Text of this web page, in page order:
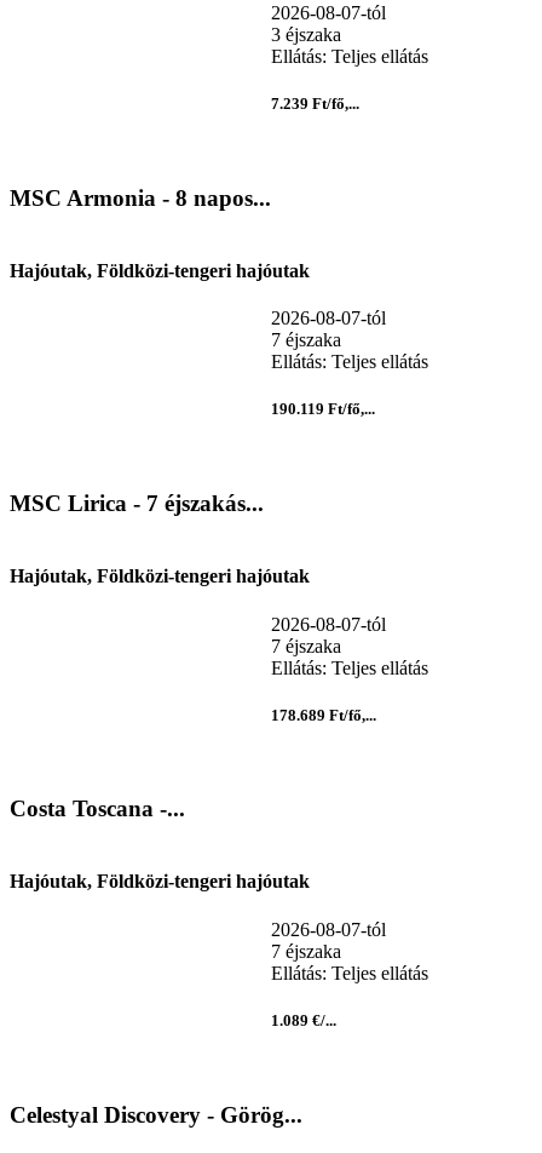
2026-08-07-tól
3 éjszaka
Ellátás: Teljes ellátás
7.239 Ft/fő,...
MSC Armonia - 8 napos...
Hajóutak, Földközi-tengeri hajóutak
2026-08-07-tól
7 éjszaka
Ellátás: Teljes ellátás
190.119 Ft/fő,...
MSC Lirica - 7 éjszakás...
Hajóutak, Földközi-tengeri hajóutak
2026-08-07-tól
7 éjszaka
Ellátás: Teljes ellátás
178.689 Ft/fő,...
Costa Toscana -...
Hajóutak, Földközi-tengeri hajóutak
2026-08-07-tól
7 éjszaka
Ellátás: Teljes ellátás
1.089 €/...
Celestyal Discovery - Görög...